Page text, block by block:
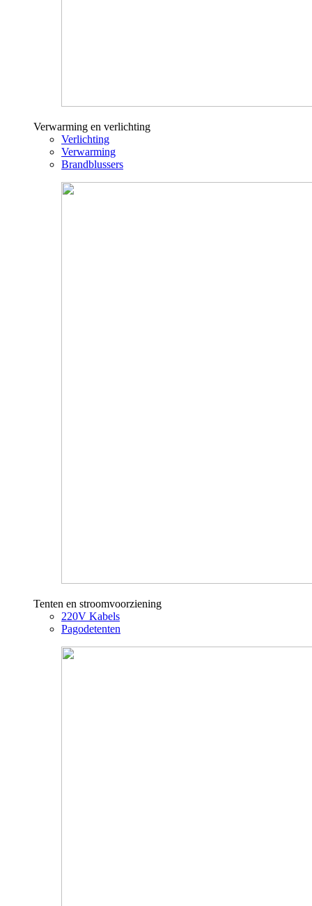
Verwarming en verlichting
Verlichting
Verwarming
Brandblussers
Tenten en stroomvoorziening
220V Kabels
Pagodetenten